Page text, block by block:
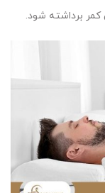
کمر برداشته شود.